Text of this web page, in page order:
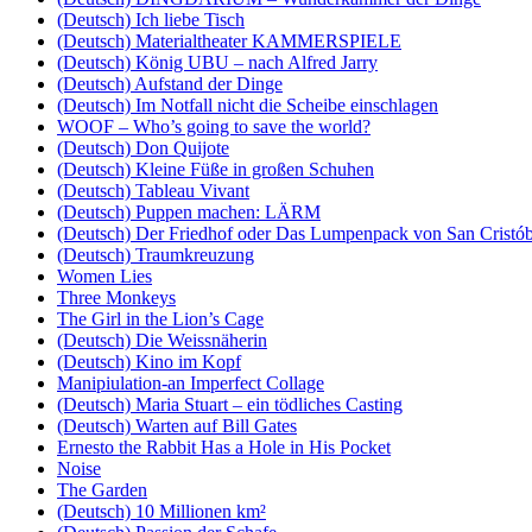
(Deutsch) Ich liebe Tisch
(Deutsch) Materialtheater KAMMERSPIELE
(Deutsch) König UBU – nach Alfred Jarry
(Deutsch) Aufstand der Dinge
(Deutsch) Im Notfall nicht die Scheibe einschlagen
WOOF – Who’s going to save the world?
(Deutsch) Don Quijote
(Deutsch) Kleine Füße in großen Schuhen
(Deutsch) Tableau Vivant
(Deutsch) Puppen machen: LÄRM
(Deutsch) Der Friedhof oder Das Lumpenpack von San
(Deutsch) Traumkreuzung
Women Lies
Three Monkeys
The Girl in the Lion’s Cage
(Deutsch) Die Weissnäherin
(Deutsch) Kino im Kopf
Manipiulation-an Imperfect Collage
(Deutsch) Maria Stuart – ein tödliches Casting
(Deutsch) Warten auf Bill Gates
Ernesto the Rabbit Has a Hole in His Pocket
Noise
The Garden
(Deutsch) 10 Millionen km²